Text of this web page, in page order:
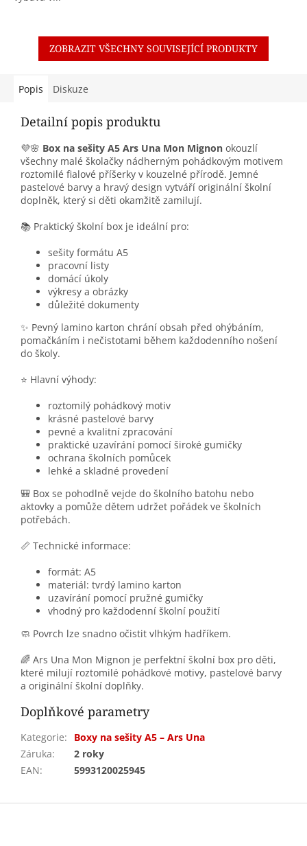
ZOBRAZIT VŠECHNY SOUVISEJÍCÍ PRODUKTY
Popis Diskuze
Detailní popis produktu
💜🌸 Box na sešity A5 Ars Una Mon Mignon okouzlí
všechny malé školačky nádherným pohádkovým motivem
roztomilé fialové příšerky v kouzelné přírodě. Jemné
pastelové barvy a hravý design vytváří originální školní
doplněk, který si děti okamžitě zamilují.
📚 Praktický školní box je ideální pro:
sešity formátu A5
pracovní listy
domácí úkoly
výkresy a obrázky
důležité dokumenty
✨ Pevný lamino karton chrání obsah před ohýbáním,
pomačkáním i nečistotami během každodenního nošení
do školy.
⭐ Hlavní výhody:
roztomilý pohádkový motiv
krásné pastelové barvy
pevné a kvalitní zpracování
praktické uzavírání pomocí široké gumičky
ochrana školních pomůcek
lehké a skladné provedení
🎒 Box se pohodlně vejde do školního batohu nebo
aktovky a pomůže dětem udržet pořádek ve školních
potřebách.
📏 Technické informace:
formát: A5
materiál: tvrdý lamino karton
uzavírání pomocí pružné gumičky
vhodný pro každodenní školní použití
🧼 Povrch lze snadno očistit vlhkým hadříkem.
🌈 Ars Una Mon Mignon je perfektní školní box pro děti,
které milují roztomilé pohádkové motivy, pastelové barvy
a originální školní doplňky.
Doplňkové parametry
Kategorie:
Boxy na sešity A5 – Ars Una
Záruka:
2 roky
EAN: 5993120025945
Z